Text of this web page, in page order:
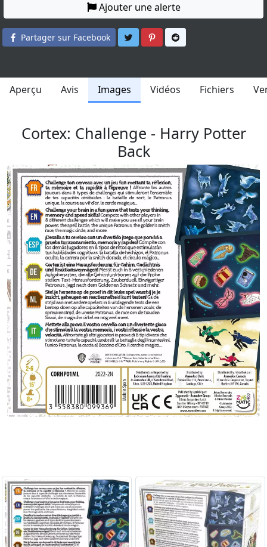
Ajouter une alerte
Partager sur Facebook Partager sur Twitter
Partager sur Pinterest
Aperçu Avis Images Vidéos Fichiers
Cortex: Challenge - Harry Potter
Back